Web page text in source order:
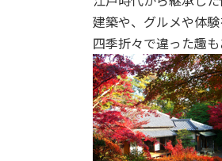
建築や、グルメや体
四季折々で違った趣も